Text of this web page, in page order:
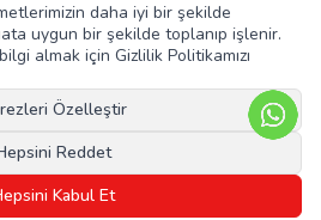
daha iyi bir şekilde
uygun bir şekilde toplanıp işlenir.
almak için Gizlilik Politikamızı
Özelleştir
Reddet
Kabul Et